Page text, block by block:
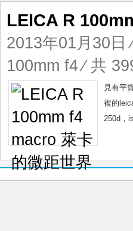
LEICA R
2013年01月30日
100mm f4⁄ 共
見有平
複的
250d，